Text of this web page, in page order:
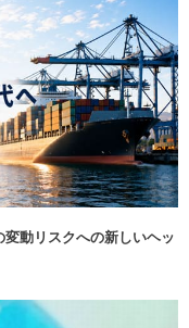
動リスクへの新しいヘッ